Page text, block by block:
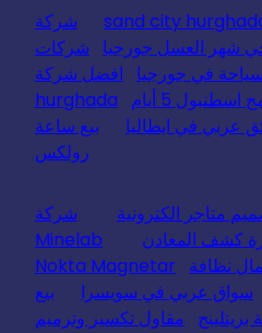
sand city
شركة
شهر العسل جورجيا
شركات
في جورجيا
افضل شركة
اسطنبول 5 أيام
hurghada
عربي في ايطاليا
بيع ساعة
رولكس
متاجر الكترونية
شركة
كشف المعادن
Minelab
نظافة Nokta Magnetar
سواق عربي في سويسرا
بيع
مقاول تكسير وترميم